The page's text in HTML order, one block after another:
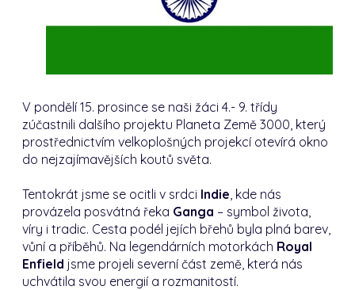
V pondělí 15. prosince se naši žáci 4.- 9. třídy
zúčastnili dalšího projektu Planeta Země 3000, který
prostřednictvím velkoplošných projekcí otevírá okno
do nejzajímavějších koutů světa.
Tentokrát jsme se ocitli v srdci Indie , kde nás
provázela posvátná řeka Ganga – symbol života,
víry i tradic. Cesta podél jejích břehů byla plná barev,
vůní a příběhů. Na legendárních motorkách Royal
Enfield jsme projeli severní část země, která nás
uchvátila svou energií a rozmanitostí.